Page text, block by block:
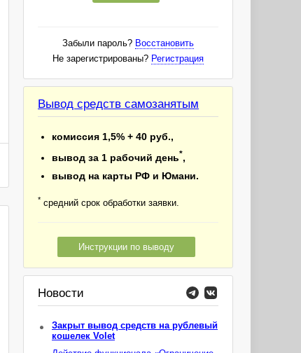
Забыли пароль? Восстановить
Не зарегистрированы? Регистрация
Вывод средств самозанятым
комиссия 1,5% + 40 руб.,
вывод за 1 рабочий день*,
вывод на карты РФ и Юмани.
* средний срок обработки заявки.
Инструкции по выводу
Новости
Закрыт вывод средств на рублевый
кошелек Volet